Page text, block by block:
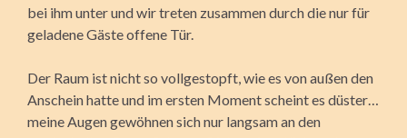
bei ihm unter und wir treten zusammen durch die nur für
geladene Gäste offene Tür.
Der Raum ist nicht so vollgestopft, wie es von außen den
Anschein hatte und im ersten Moment scheint es düster…
meine Augen gewöhnen sich nur langsam an den